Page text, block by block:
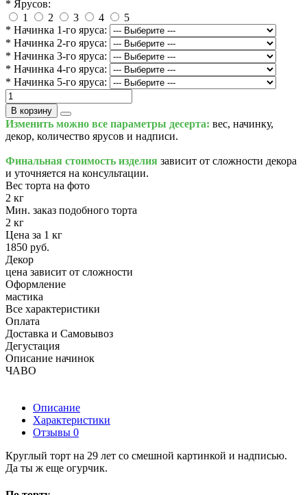
* Ярусов:
1
2 3 4
5
* Начинка 1-го яруса:
* Начинка 2-го яруса:
* Начинка 3-го яруса:
* Начинка 4-го яруса:
* Начинка 5-го яруса:
В корзину
Изменить можно все параметры десерта: вес, начинку,
декор, количество ярусов и надписи.
Финальная стоимость изделия зависит от сложности декора
и уточняется на консультации.
Вес торта на фото
2 кг
Мин. заказ подобного торта
2 кг
Цена за 1 кг
1850 руб.
Декор
цена зависит от сложности
Оформление
мастика
Все характеристики
Оплата
Доставка и Самовывоз
Дегустация
Описание начинок
ЧАВО
Описание
Характеристики
Отзывы 0
Круглый торт на 29 лет со смешной картинкой и надписью.
Да ты ж еще огурчик.